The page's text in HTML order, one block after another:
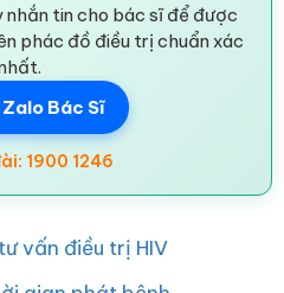
tin cho bác sĩ để được
phác đồ điều trị chuẩn xác
Bác Sĩ
1900 1246
vấn điều trị HIV